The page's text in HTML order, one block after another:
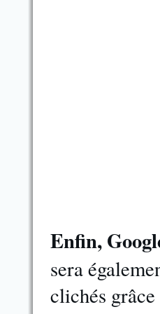
Enfin,
sera
clichés